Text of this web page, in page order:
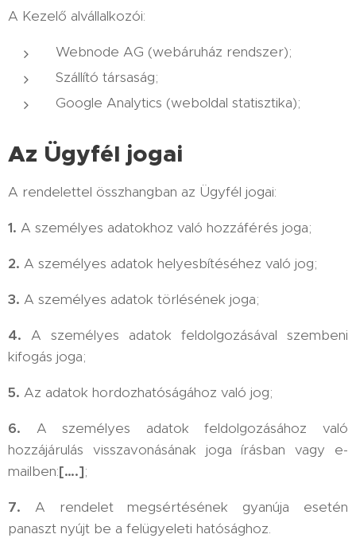
A Kezelő alvállalkozói:
Webnode AG (webáruház rendszer);
Szállító társaság;
Google Analytics (weboldal statisztika);
Az Ügyfél jogai
A rendelettel összhangban az Ügyfél jogai:
1. A személyes adatokhoz való hozzáférés joga;
2. A személyes adatok helyesbítéséhez való jog;
3. A személyes adatok törlésének joga;
4. A személyes adatok feldolgozásával szembeni
kifogás joga;
5. Az adatok hordozhatóságához való jog;
6. A személyes adatok feldolgozásához való
hozzájárulás visszavonásának joga írásban vagy e-
mailben:[….];
7. A rendelet megsértésének gyanúja esetén
panaszt nyújt be a felügyeleti hatósághoz.